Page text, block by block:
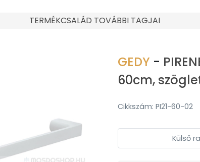
TERMÉKCSALÁD TOVÁBBI TAGJAI
GEDY -
60cm,
Cikkszám: PI21-60-02
Külső